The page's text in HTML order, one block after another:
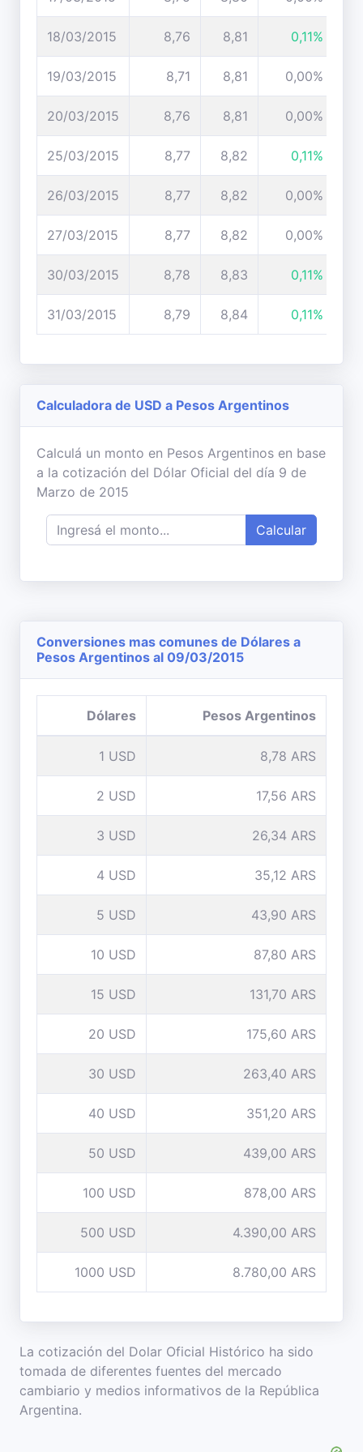
18/03/2015 8,76 8,81 0,11%
19/03/2015 8,71 8,81 0,00%
20/03/2015 8,76 8,81 0,00%
25/03/2015 8,77 8,82 0,11%
26/03/2015 8,77 8,82 0,00%
27/03/2015 8,77 8,82 0,00%
30/03/2015 8,78 8,83 0,11%
31/03/2015 8,79 8,84 0,11%
Calculadora de USD a Pesos Argentinos
Calculá un monto en Pesos Argentinos en base
a la cotización del Dólar Oficial del día 9 de
Marzo de 2015
Calcular
Conversiones mas comunes de Dólares a
Pesos Argentinos al 09/03/2015
Dólares Pesos Argentinos
1 USD 8,78 ARS
2 USD 17,56 ARS
3 USD 26,34 ARS
4 USD 35,12 ARS
5 USD 43,90 ARS
10 USD 87,80 ARS
15 USD 131,70 ARS
20 USD 175,60 ARS
30 USD 263,40 ARS
40 USD 351,20 ARS
50 USD 439,00 ARS
100 USD 878,00 ARS
500 USD 4.390,00 ARS
1000 USD 8.780,00 ARS
La cotización del Dolar Oficial Histórico ha sido
tomada de diferentes fuentes del mercado
cambiario y medios informativos de la República
Argentina.